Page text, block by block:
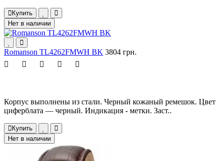
Купить
Нет в наличии
Romanson TL4262FMWH BK 3804 грн.
Корпус выполнены из стали. Черный кожаный ремешок. Цвет
циферблата — черный. Индикация - метки. Заст..
Купить
Нет в наличии